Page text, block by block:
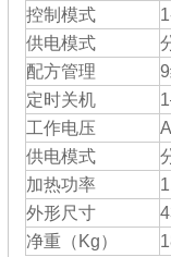
控制模式
供电模式
配方管理
定时关机
工作电压
供电模式
加热功率
外形尺寸
净重（Kg）